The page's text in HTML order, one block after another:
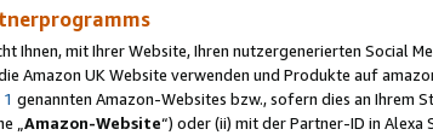
Ihnen, mit Ihrer Website, Ihren nutzergenerierten
Amazon UK Website verwenden und Produkte auf
genannten Amazon-Websites bzw., sofern dies an Ihrem
„ Amazon-Website“) oder (ii) mit der Partner-ID in Alexa